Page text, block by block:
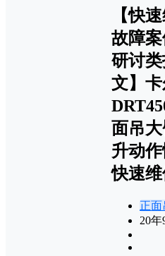
【快
故障案
研讨
文】
面吊
升动
快速
正面
20年